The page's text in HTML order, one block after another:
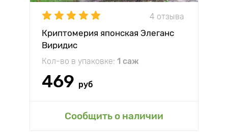
4 отзыва
Криптомерия японская Элеганс
Виридис
Кол-во в упаковке: 1 саж
469 руб
Сообщить о наличии